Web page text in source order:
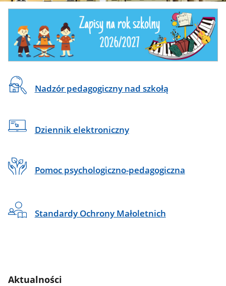
rekrutacja
CSS
do
Na
skróty
Nadzór pedagogiczny nad szkołą
Dziennik elektroniczny
Pomoc psychologiczno-pedagogiczna
Standardy Ochrony Małoletnich
Aktualności